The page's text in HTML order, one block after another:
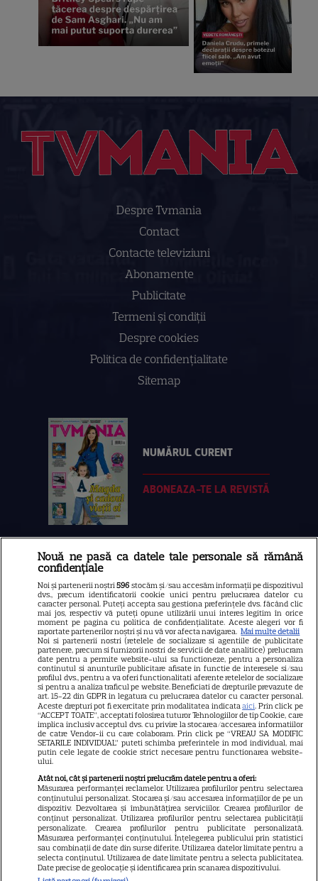
Despre Tvmania
Contact
Contacte televiziuni
Abonamente
Publicitate
Termeni și condiții
Despre cookies
Politica de confidenţialitate
Sitemap
NUMĂRUL CURENT
ABONEAZA-TE LA REVISTĂ
Libertatea
Libertatea pentru femei
GSP
Știri mondene
Avantaje
Elle
Unica
Retete practice
URMĂREȘTE-NE PE
Copyright2026Ringier Romania – Toate Drepturile rezervate
Nouă ne pasă ca datele tale personale să rămână
confidențiale
Noi și partenerii noștri596 stocăm și/sau accesăm informații pe dispozitivul
dvs., precum identificatorii cookie unici pentru prelucrarea datelor cu
caracter personal. Puteți accepta sau gestiona preferințele dvs. făcând clic
mai jos, respectiv vă puteți opune utilizării unui interes legitim în orice
moment pe pagina cu politica de confidențialitate. Aceste alegeri vor fi
raportate partenerilor noștri și nu vă vor afecta navigarea. Mai multe detalii
Noi si partenerii nostri (retelele de socializare si agentiile de publicitate
partenere, precum si furnizorii nostri de servicii de date analitice) prelucram
date pentru a permite website-ului sa functioneze, pentru a personaliza
continutul si anunturile publicitare afisate in functie de interesele si/sau
profilul dvs., pentru a va oferi functionalitati aferente retelelor de socializare
si pentru a analiza traficul pe website. Beneficiati de drepturile prevazute de
art. 15-22 din GDPR in legatura cu prelucrarea datelor cu caracter personal.
Aceste drepturi pot fi exercitate prin modalitatea indicataaici. Prin click pe
“ACCEPT TOATE”, acceptati folosirea tuturor Tehnologiilor de tip Cookie, care
implica inclusiv acceptul dvs. cu privire la stocarea/accesarea informatiilor
de catre Vendor-ii cu care colaboram. Prin click pe “VREAU SA MODIFIC
SETARILE INDIVIDUAL” puteti schimba preferintele in mod individual, mai
putin cele legate de cookie strict necesare pentru functionarea website-
ului.
Atât noi, cât și partenerii noștri prelucrăm datele pentru a oferi:
Măsurarea performanței reclamelor. Utilizarea profilurilor pentru selectarea
conținutului personalizat. Stocarea și/sau accesarea informațiilor de pe un
dispozitiv. Dezvoltarea și îmbunătățirea serviciilor. Crearea profilurilor de
conținut personalizat. Utilizarea profilurilor pentru selectarea publicității
personalizate. Crearea profilurilor pentru publicitate personalizată.
Măsurarea performanței conținutului. Înțelegerea publicului prin statistici
sau combinații de date din surse diferite. Utilizarea datelor limitate pentru a
selecta conținutul. Utilizarea de date limitate pentru a selecta publicitatea.
Date precise de geolocație și identificarea prin scanarea dispozitivului.